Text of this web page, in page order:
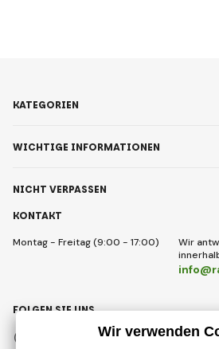
KONTAKT
Montag - Freitag (9:00 - 17:00)
Wir
KATEGORIEN
WICHTIGE INFORMATIONEN
NICHT VERPASSEN
FOLGEN SIE UNS
Instagram